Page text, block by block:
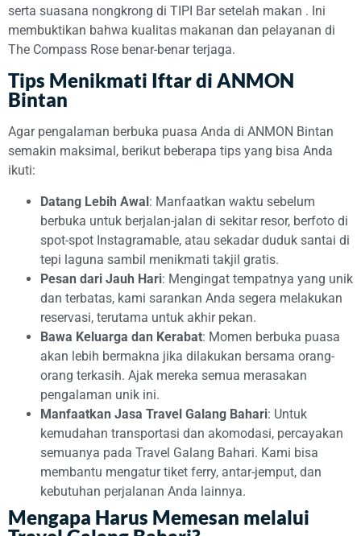
serta suasana nongkrong di TIPI Bar setelah makan . Ini
membuktikan bahwa kualitas makanan dan pelayanan di
The Compass Rose benar-benar terjaga.
Tips Menikmati Iftar di ANMON
Bintan
Agar pengalaman berbuka puasa Anda di ANMON Bintan
semakin maksimal, berikut beberapa tips yang bisa Anda
ikuti:
Datang Lebih Awal: Manfaatkan waktu sebelum
berbuka untuk berjalan-jalan di sekitar resor, berfoto di
spot-spot Instagramable, atau sekadar duduk santai di
tepi laguna sambil menikmati takjil gratis.
Pesan dari Jauh Hari: Mengingat tempatnya yang unik
dan terbatas, kami sarankan Anda segera melakukan
reservasi, terutama untuk akhir pekan.
Bawa Keluarga dan Kerabat: Momen berbuka puasa
akan lebih bermakna jika dilakukan bersama orang-
orang terkasih. Ajak mereka semua merasakan
pengalaman unik ini.
Manfaatkan Jasa Travel Galang Bahari: Untuk
kemudahan transportasi dan akomodasi, percayakan
semuanya pada Travel Galang Bahari. Kami bisa
membantu mengatur tiket ferry, antar-jemput, dan
kebutuhan perjalanan Anda lainnya.
Mengapa Harus Memesan melalui